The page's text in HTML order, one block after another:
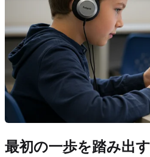
最初の一歩を踏み出